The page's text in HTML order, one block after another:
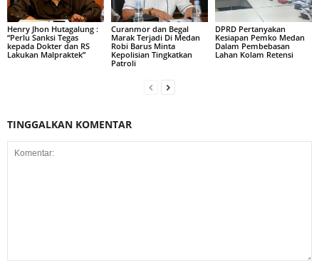
Henry Jhon Hutagalung :
“Perlu Sanksi Tegas
kepada Dokter dan RS
Lakukan Malpraktek”
Curanmor dan Begal
Marak Terjadi Di Medan
Robi Barus Minta
Kepolisian Tingkatkan
Patroli
DPRD Pertanyakan
Kesiapan Pemko Medan
Dalam Pembebasan
Lahan Kolam Retensi
TINGGALKAN KOMENTAR